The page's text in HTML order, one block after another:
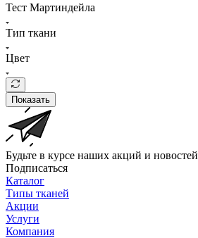
Тест Мартиндейла
Тип ткани
Цвет
Показать
Будьте в курсе наших акций и новостей
Подписаться
Каталог
Типы тканей
Акции
Услуги
Компания